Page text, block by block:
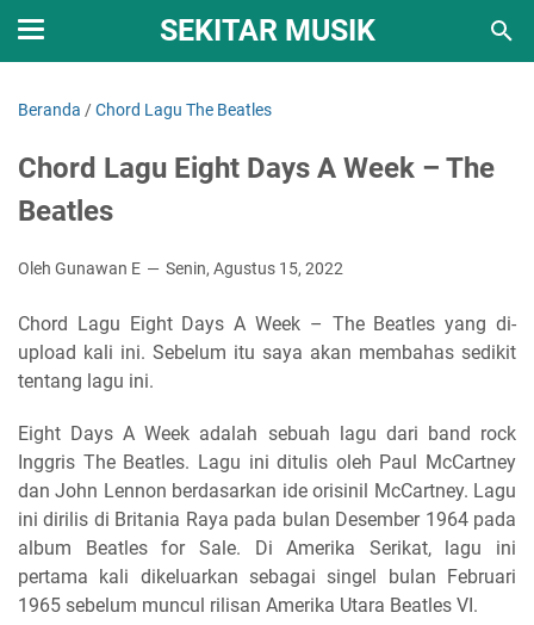
SEKITAR MUSIK
Beranda /Chord Lagu The Beatles
Chord Lagu Eight Days A Week – The
Beatles
Oleh Gunawan E Senin, Agustus 15, 2022
Chord Lagu Eight Days A Week – The Beatles yang di-
upload kali ini. Sebelum itu saya akan membahas sedikit
tentang lagu ini.
Eight Days A Week adalah sebuah lagu dari band rock
Inggris The Beatles. Lagu ini ditulis oleh Paul McCartney
dan John Lennon berdasarkan ide orisinil McCartney. Lagu
ini dirilis di Britania Raya pada bulan Desember 1964 pada
album Beatles for Sale. Di Amerika Serikat, lagu ini
pertama kali dikeluarkan sebagai singel bulan Februari
1965 sebelum muncul rilisan Amerika Utara Beatles VI.